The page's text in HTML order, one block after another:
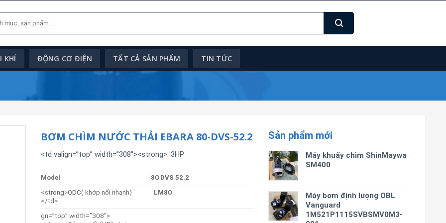
KHÍ ĐỘNG CƠ ĐIỆN TẤT CẢ SẢN PHẨM TIN TỨC
Sản phẩm mới
Máy khuấy chìm ShinMaywa
SM400
Máy bơm định lượng OBL
Vanguard
1M521P1115SVBSMV0M3-
BƠM CHÌM NƯỚC THẢI EBARA 80-DVS-52.2
<td valign=”top” width=”308″><strong>: 3HP
Model
80 DVS 52.2
<strong>QDC( khớp nối nhanh)
</td>
LM80
gn=”top” width=”308″>